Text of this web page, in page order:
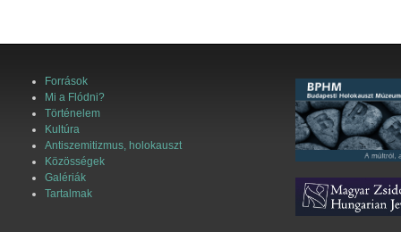
Források
Mi a Flódni?
Történelem
Kultúra
Antiszemitizmus, holokauszt
Közösségek
Galériák
Tartalmak